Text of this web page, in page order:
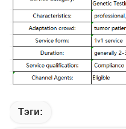
Тэги: